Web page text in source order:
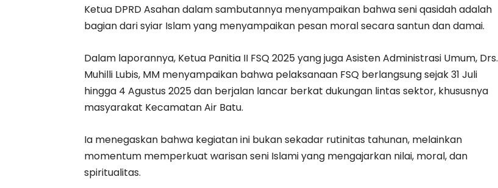
Ketua DPRD Asahan dalam sambutannya menyampaikan bahwa seni qasidah adalah
bagian dari syiar Islam yang menyampaikan pesan moral secara santun dan damai.
Dalam laporannya, Ketua Panitia II FSQ 2025 yang juga Asisten Administrasi Umum, Drs.
Muhilli Lubis, MM menyampaikan bahwa pelaksanaan FSQ berlangsung sejak 31 Juli
hingga 4 Agustus 2025 dan berjalan lancar berkat dukungan lintas sektor, khususnya
masyarakat Kecamatan Air Batu.
Ia menegaskan bahwa kegiatan ini bukan sekadar rutinitas tahunan, melainkan
momentum memperkuat warisan seni Islami yang mengajarkan nilai, moral, dan
spiritualitas.